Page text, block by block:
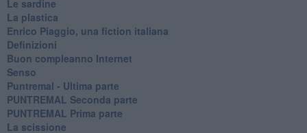
Le sardine
La plastica
​Enrico Piaggio, una fiction italiana
Definizioni
​Buon compleanno Internet
Senso
Puntremal - Ultima parte
PUNTREMAL Seconda parte
​PUNTREMAL Prima parte
La scissione